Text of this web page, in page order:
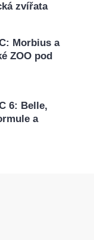
zvířata
Morbius a
ZOO pod
6: Belle,
a